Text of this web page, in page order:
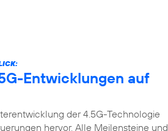
Entwicklungen auf
der 4.5G-Technologie
hervor. Alle Meilensteine und